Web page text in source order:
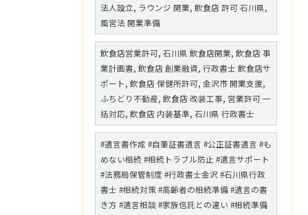
法人設立, ラウンジ 開業, 飲食店 許可 石川県,
風営法 開業準備
飲食店営業許可, 石川県 飲食店開業, 飲食店 事
業計画書, 飲食店 創業融資, 行政書士 飲食店サ
ポート, 飲食店 保健所許可, 金沢市 開業支援,
ふちどり不動産, 飲食店 改装工事, 営業許可 一
括対応, 飲食店 内装基準, 石川県 行政書士
#遺言書作成 #自筆証書遺言 #公正証書遺言 #も
めない相続 #相続トラブル防止 #遺言サポート
#法務局保管制度 #行政書士金沢 #石川県行政
書士 #相続対策 #高齢者の相続準備 #遺言の書
き方 #遺言相談 #家族信託との違い #相続準備